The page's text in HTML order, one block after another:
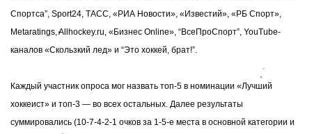
Cпортса”, Sport24, ТАСС, «РИА Новости», «Известий», «РБ Спорт»,
Metaratings, Allhockey.ru, «Бизнес Online», “ВсеПроСпорт”, YouTube-
каналов «Скользкий лед» и “Это хоккей, брат!”.
Каждый участник опроса мог назвать топ-5 в номинации «Лучший
хоккеист» и топ-3 — во всех остальных. Далее результаты
суммировались (10-7-4-2-1 очков за 1-5-е места в основной категории и